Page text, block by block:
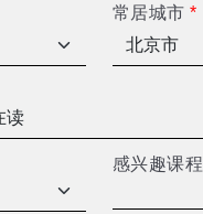
常居城市*
感兴趣课程